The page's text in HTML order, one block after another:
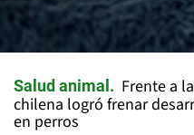
Salud animal
Frente a
chilena logró frenar
en perros